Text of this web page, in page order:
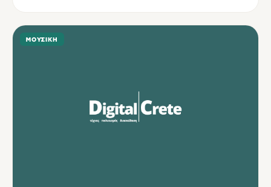
ΜΟΥΣΙΚΉ